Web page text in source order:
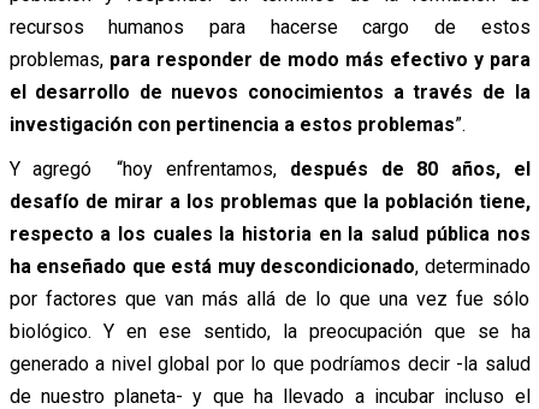
recursos humanos para hacerse cargo de estos
problemas, para responder de modo más efectivo y para
el desarrollo de nuevos conocimientos a través de la
investigación con pertinencia a estos problemas”.
Y agregó “hoy enfrentamos, después de 80 años, el
desafío de mirar a los problemas que la población tiene,
respecto a los cuales la historia en la salud pública nos
ha enseñado que está muy descondicionado, determinado
por factores que van más allá de lo que una vez fue sólo
biológico. Y en ese sentido, la preocupación que se ha
generado a nivel global por lo que podríamos decir -la salud
de nuestro planeta- y que ha llevado a incubar incluso el